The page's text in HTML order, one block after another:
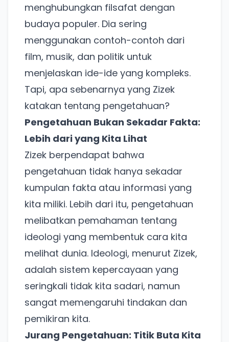
menghubungkan filsafat dengan
budaya populer. Dia sering
menggunakan contoh-contoh dari
film, musik, dan politik untuk
menjelaskan ide-ide yang kompleks.
Tapi, apa sebenarnya yang Zizek
katakan tentang pengetahuan?
Pengetahuan Bukan Sekadar Fakta:
Lebih dari yang Kita Lihat
Zizek berpendapat bahwa
pengetahuan tidak hanya sekadar
kumpulan fakta atau informasi yang
kita miliki. Lebih dari itu, pengetahuan
melibatkan pemahaman tentang
ideologi yang membentuk cara kita
melihat dunia. Ideologi, menurut Zizek,
adalah sistem kepercayaan yang
seringkali tidak kita sadari, namun
sangat memengaruhi tindakan dan
pemikiran kita.
Jurang Pengetahuan: Titik Buta Kita